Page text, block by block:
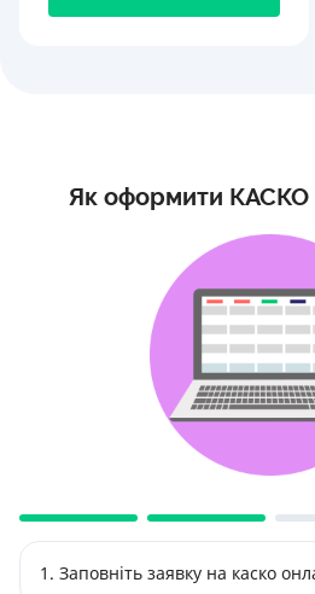
Як оформити КАСКО
1. Заповніть заявку на каско